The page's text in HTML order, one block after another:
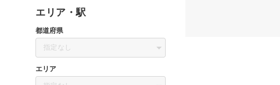
エリア・駅
都道府県
指定なし
エリア